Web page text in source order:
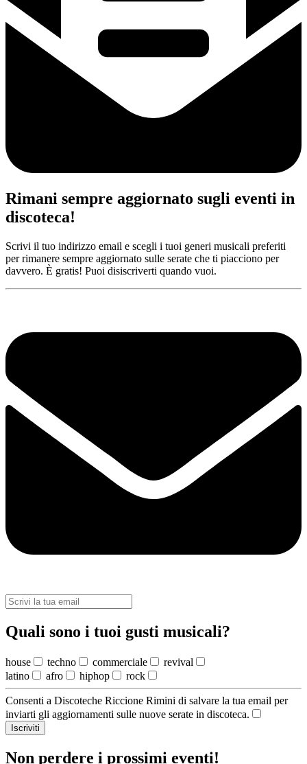
Rimani sempre aggiornato sugli eventi in
discoteca!
Scrivi il tuo indirizzo email e scegli i tuoi generi musicali preferiti
per rimanere sempre aggiornato sulle serate che ti piacciono per
davvero. È gratis! Puoi disiscriverti quando vuoi.
Quali sono i tuoi gusti musicali?
house techno commerciale
revival
latino
afro hiphop rock
Consenti a Discoteche Riccione Rimini di salvare la tua email per
inviarti gli aggiornamenti sulle nuove serate in discoteca.
Iscriviti
Non perdere i prossimi eventi!